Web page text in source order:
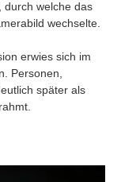
durch welche das
wechselte.
erwies sich im
Personen,
später als